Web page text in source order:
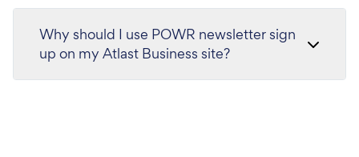
Why should I use POWR newsletter sign
up on my Atlast Business site?